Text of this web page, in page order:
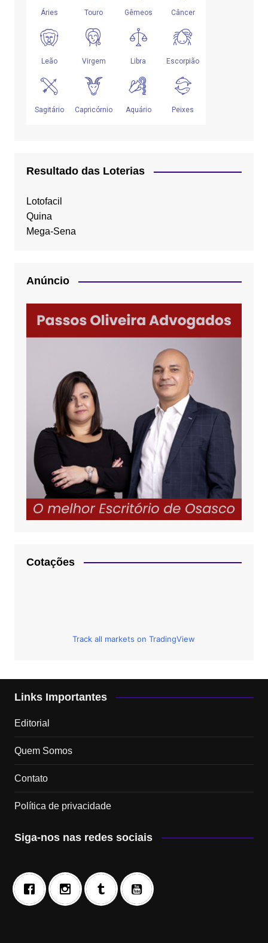
Resultado das Loterias
Lotofacil
Quina
Mega-Sena
Anúncio
Cotações
Track all markets on TradingView
Links Importantes
Editorial
Quem Somos
Contato
Política de privacidade
Siga-nos nas redes sociais